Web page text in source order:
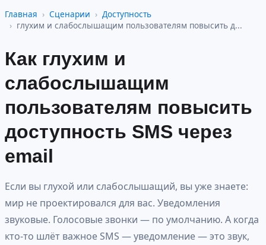
Главная Сценарии
Доступность
глухим и слабослышащим пользователям повысить д...
Как глухим и
слабослышащим
пользователям повысить
доступность SMS через
email
Если вы глухой или слабослышащий, вы уже знаете:
мир не проектировался для вас. Уведомления
звуковые. Голосовые звонки — по умолчанию. А когда
кто-то шлёт важное SMS — уведомление — это звук,